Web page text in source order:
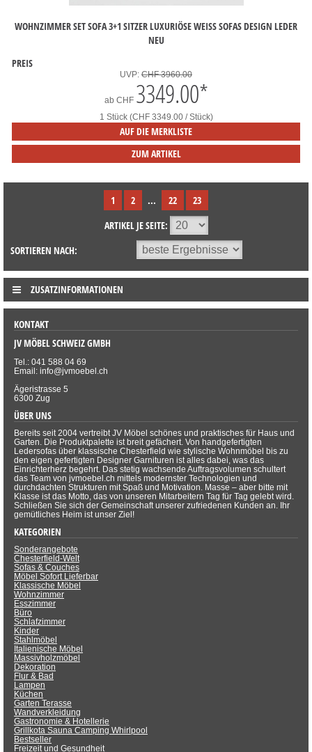
WOHNZIMMER SET SOFA 3+1 SITZER LUXURIÖSE WEISS SOFAS DESIGN LEDER N
EU
PREIS
UVP: CHF 3960.00
ab CHF 3349.00*
1 Stück (CHF 3349.00 / Stück)
AUF DIE MERKLISTE
ZUM ARTIKEL
1 2 ... 22
23
ARTIKEL JE SEITE:
SORTIEREN NACH:
ZUSATZINFORMATIONEN
KONTAKT
JV MÖBEL SCHWEIZ GMBH
Tel.: 041 588 04 69
Email: info@jvmoebel.ch
Ägeristrasse 5
6300 Zug
ÜBER UNS
Bereits seit 2004 vertreibt JV Möbel schönes und praktisches für Haus und
Garten. Die Produktpalette ist breit gefächert. Von handgefertigten
Ledersofas über klassische Chesterfield wie stylische Wohnmöbel bis zu
den eigen gefertigten Designer Garnituren ist alles dabei, was das
Einrichterherz begehrt. Das stetig wachsende Auftragsvolumen schultert
das Team von jvmoebel.ch mittels modernster Technologien und
durchdachten Strukturen mit Spaß und Motivation. Masse – aber bitte mit
Klasse ist das Motto, das von unseren Mitarbeitern Tag für Tag gelebt wird.
Schließen Sie sich der Gemeinschaft unserer zufriedenen Kunden an. Ihr
gemütliches Heim ist unser Ziel!
KATEGORIEN
Sonderangebote
Chesterfield-Welt
Sofas & Couches
Möbel Sofort Lieferbar
Klassische Möbel
Wohnzimmer
Esszimmer
Büro
Schlafzimmer
Kinder
Stahlmöbel
Italienische Möbel
Massivholzmöbel
Dekoration
Flur & Bad
Lampen
Küchen
Garten Terasse
Wandverkleidung
Gastronomie & Hotellerie
Grillkota Sauna Camping Whirlpool
Bestseller
Freizeit und Gesundheit